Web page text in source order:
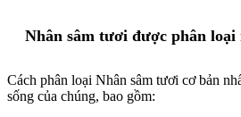
Nhân sâm tươi được phân loại
Cách phân loại Nhân sâm tươi cơ bản
sống của chúng, bao gồm: